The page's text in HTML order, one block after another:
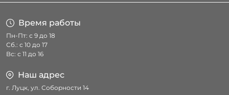
Время работы
Пн-Пт: с 9 до 18
Сб.: с 10 до 17
Вс: с 11 до 16
Наш адрес
г. Луцк, ул. Соборности 14